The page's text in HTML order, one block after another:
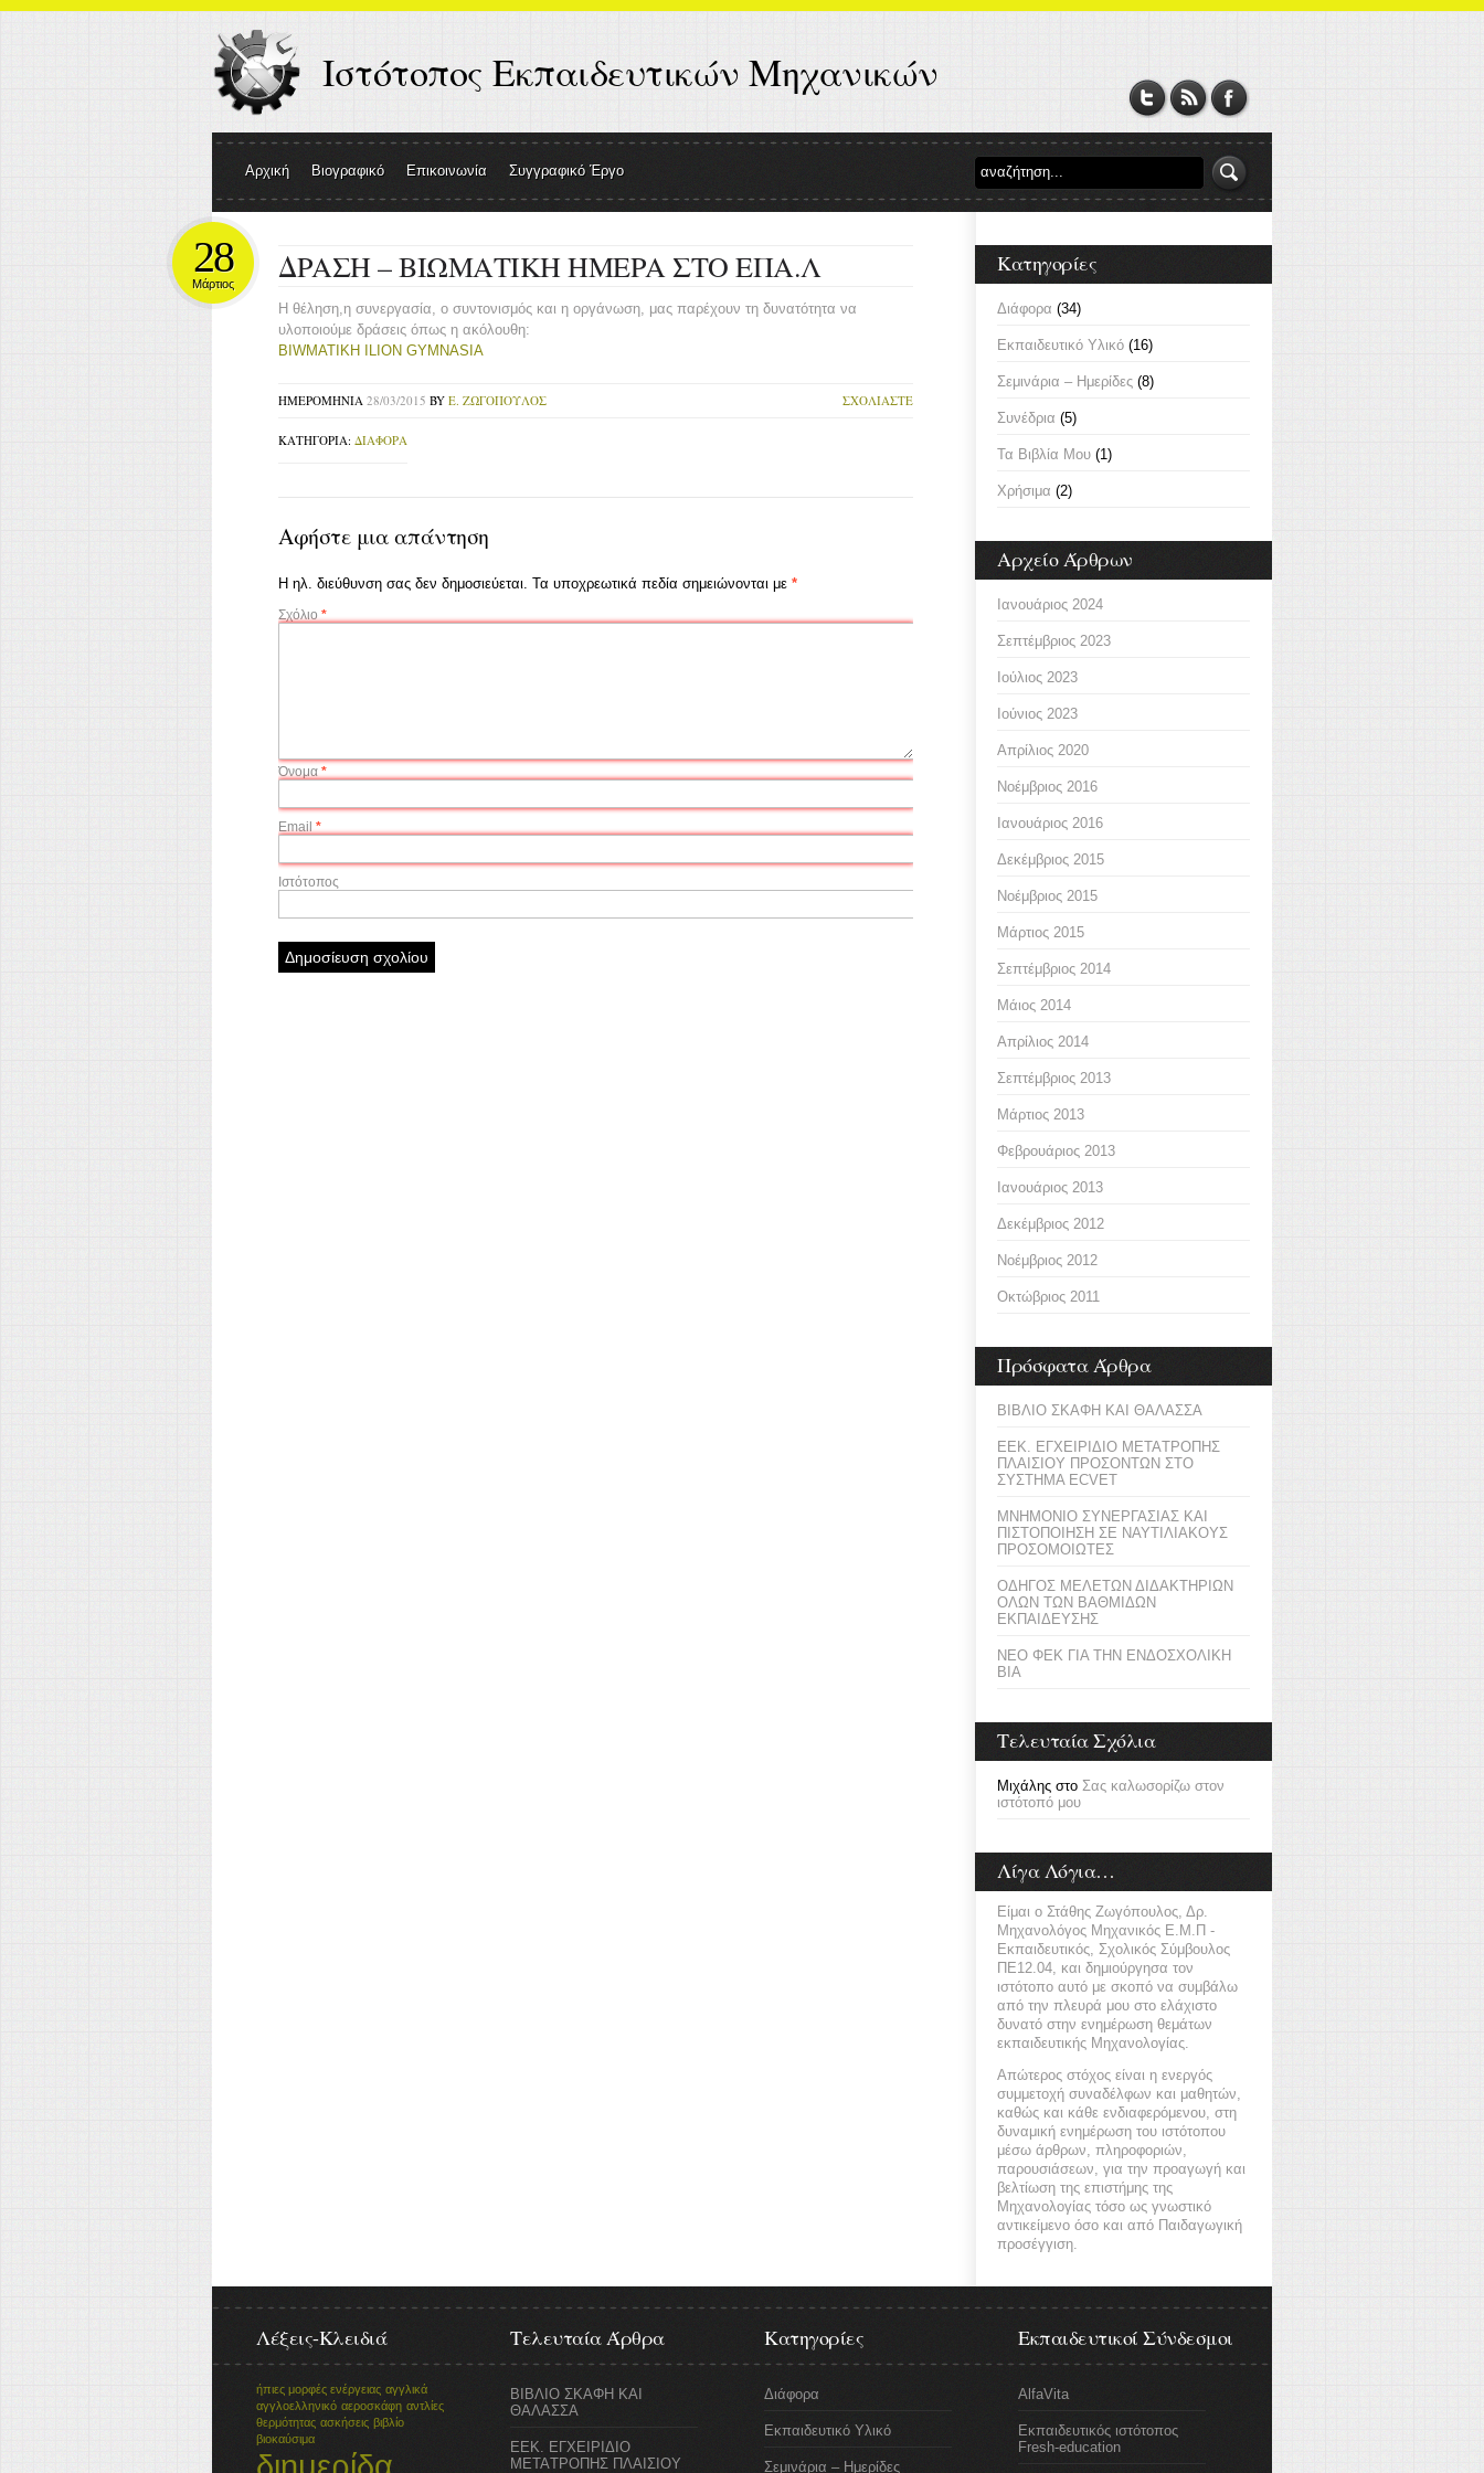
Ιστότοπος Εκπαιδευτικών Μηχανικών
Αρχική Βιογραφικό Επικοινωνία Συγγραφικό Έργο
ΔΡΑΣΗ – ΒΙΩΜΑΤΙΚΗ ΗΜΕΡΑ ΣΤΟ ΕΠΑ.Λ
28
Μάρτιος
Η θέληση,η συνεργασία, ο συντονισμός και η οργάνωση, μας παρέχουν τη δυνατότητα να
υλοποιούμε δράσεις όπως η ακόλουθη:
BIWMATIKH ILION GYMNASIA
ΗΜΕΡΟΜΗΝΊΑ 28/03/2015 BY Ε. ΖΩΓΌΠΟΥΛΟΣ ΣΧΟΛΙΆΣΤΕ
ΚΑΤΗΓΟΡΊΑ: ΔΙΆΦΟΡΑ
Αφήστε μια απάντηση
Η ηλ. διεύθυνση σας δεν δημοσιεύεται. Τα υποχρεωτικά πεδία σημειώνονται με *
Σχόλιο *
Όνομα *
Email *
Ιστότοπος
Κατηγορίες
Διάφορα (34)
Εκπαιδευτικό Υλικό (16)
Σεμινάρια – Ημερίδες (8)
Συνέδρια (5)
Τα Βιβλία Μου (1)
Χρήσιμα (2)
Αρχείο Άρθρων
Ιανουάριος 2024
Σεπτέμβριος 2023
Ιούλιος 2023
Ιούνιος 2023
Απρίλιος 2020
Νοέμβριος 2016
Ιανουάριος 2016
Δεκέμβριος 2015
Νοέμβριος 2015
Μάρτιος 2015
Σεπτέμβριος 2014
Μάιος 2014
Απρίλιος 2014
Σεπτέμβριος 2013
Μάρτιος 2013
Φεβρουάριος 2013
Ιανουάριος 2013
Δεκέμβριος 2012
Νοέμβριος 2012
Οκτώβριος 2011
Πρόσφατα Άρθρα
ΒΙΒΛΙΟ ΣΚΑΦΗ ΚΑΙ ΘΑΛΑΣΣΑ
ΕΕΚ. ΕΓΧΕΙΡΙΔΙΟ ΜΕΤΑTΡΟΠΗΣ
ΠΛΑΙΣΙΟΥ ΠΡΟΣΟΝΤΩΝ ΣΤΟ
ΣΥΣΤΗΜΑ ECVET
ΜΝΗΜΟΝΙΟ ΣΥΝΕΡΓΑΣΙΑΣ ΚΑΙ
ΠΙΣΤΟΠΟΙΗΣΗ ΣΕ ΝΑΥΤΙΛΙΑΚΟΥΣ
ΠΡΟΣΟΜΟΙΩΤΕΣ
ΟΔΗΓΟΣ ΜΕΛΕΤΩΝ ΔΙΔΑΚΤΗΡΙΩΝ
ΟΛΩΝ ΤΩΝ ΒΑΘΜΙΔΩΝ
ΕΚΠΑΙΔΕΥΣΗΣ
ΝΕΟ ΦΕΚ ΓΙΑ ΤΗΝ ΕΝΔΟΣΧΟΛΙΚΗ
ΒΙΑ
Τελευταία Σχόλια
Μιχάλης στο Σας καλωσορίζω στον
ιστότοπό μου
Λίγα Λόγια…
Είμαι ο Στάθης Ζωγόπουλος, Δρ.
Μηχανολόγος Μηχανικός Ε.Μ.Π -
Εκπαιδευτικός, Σχολικός Σύμβουλος
ΠΕ12.04, και δημιούργησα τον
ιστότοπο αυτό με σκοπό να συμβάλω
από την πλευρά μου στο ελάχιστο
δυνατό στην ενημέρωση θεμάτων
εκπαιδευτικής Μηχανολογίας.
Απώτερος στόχος είναι η ενεργός
συμμετοχή συναδέλφων και μαθητών,
καθώς και κάθε ενδιαφερόμενου, στη
δυναμική ενημέρωση του ιστότοπου
μέσω άρθρων, πληροφοριών,
παρουσιάσεων, για την προαγωγή και
βελτίωση της επιστήμης της
Μηχανολογίας τόσο ως γνωστικό
αντικείμενο όσο και από Παιδαγωγική
προσέγγιση.
Λέξεις-Κλειδιά
ήπιες μορφές ενέργειας αγγλικά
αγγλοελληνικό αεροσκάφη αντλίες
θερμότητας ασκήσεις βιβλίο
βιοκαύσιμα
Τελευταία Άρθρα
ΒΙΒΛΙΟ ΣΚΑΦΗ ΚΑΙ
ΘΑΛΑΣΣΑ
ΕΕΚ. ΕΓΧΕΙΡΙΔΙΟ
ΜΕΤΑTΡΟΠΗΣ ΠΛΑΙΣΙΟΥ
Κατηγορίες
Διάφορα
Εκπαιδευτικό Υλικό
Σεμινάρια – Ημερίδες
Εκπαιδευτικοί Σύνδεσμοι
AlfaVita
Εκπαιδευτικός ιστότοπος
Fresh-education